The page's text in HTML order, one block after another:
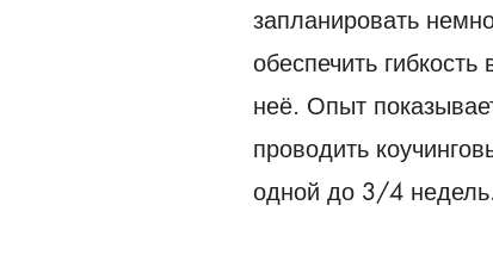
запланировать
обеспечить
неё. Опыт
проводить
одной до 3/4 недель.